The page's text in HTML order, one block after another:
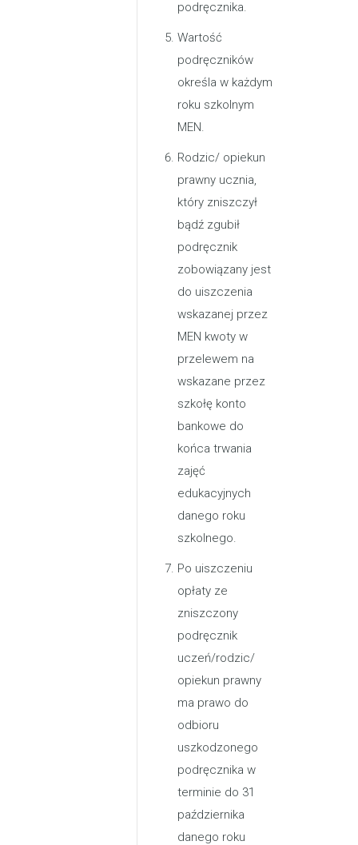
podręcznika.
Wartość
podręczników
określa w każdym
roku szkolnym
MEN.
Rodzic/ opiekun
prawny ucznia,
który zniszczył
bądź zgubił
podręcznik
zobowiązany jest
do uiszczenia
wskazanej przez
MEN kwoty w
przelewem na
wskazane przez
szkołę konto
bankowe do
końca trwania
zajęć
edukacyjnych
danego roku
szkolnego.
Po uiszczeniu
opłaty ze
zniszczony
podręcznik
uczeń/rodzic/
opiekun prawny
ma prawo do
odbioru
uszkodzonego
podręcznika w
terminie do 31
października
danego roku